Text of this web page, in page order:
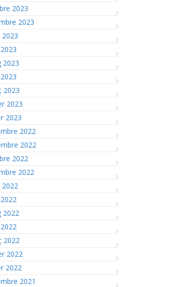
2023
2023
2023
2023
2023
2023
2022
2022
2022
2022
2022
2022
2022
2022
2022
2021